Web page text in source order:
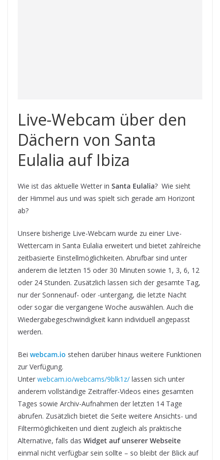
Live-Webcam über den
Dächern von Santa
Eulalia auf Ibiza
Wie ist das aktuelle Wetter in Santa Eulalia? Wie sieht
der Himmel aus und was spielt sich gerade am Horizont
ab?
Unsere bisherige Live-Webcam wurde zu einer Live-
Wettercam in Santa Eulalia erweitert und bietet zahlreiche
zeitbasierte Einstellmöglichkeiten. Abrufbar sind unter
anderem die letzten 15 oder 30 Minuten sowie 1, 3, 6, 12
oder 24 Stunden. Zusätzlich lassen sich der gesamte Tag,
nur der Sonnenauf- oder -untergang, die letzte Nacht
oder sogar die vergangene Woche auswählen. Auch die
Wiedergabegeschwindigkeit kann individuell angepasst
werden.
Bei webcam.io stehen darüber hinaus weitere Funktionen
zur Verfügung.
Unter webcam.io/webcams/9blk1z/ lassen sich unter
anderem vollständige Zeitraffer-Videos eines gesamten
Tages sowie Archiv-Aufnahmen der letzten 14 Tage
abrufen. Zusätzlich bietet die Seite weitere Ansichts- und
Filtermöglichkeiten und dient zugleich als praktische
Alternative, falls das Widget auf unserer Webseite
einmal nicht verfügbar sein sollte – so bleibt der Blick auf